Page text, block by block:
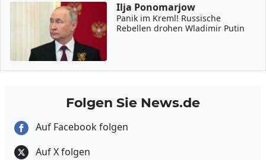
Ilja Ponomarjow
Panik im Kreml! Russische
Rebellen drohen Wladimir Putin
Folgen Sie News.de
Auf Facebook folgen
Auf X folgen